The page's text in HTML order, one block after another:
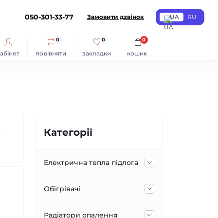
050-301-33-77 Замовити дзвінок UA RU
порівняти
0
закладки
0
кошик
0
Категорії
Електрична тепла підлога
Тепла підлога під плитку
Нагрівальний мат
Тепла підлога в стяжку
Обігрівачі
Електрорадіатори BRAVO
Радіатори опалення